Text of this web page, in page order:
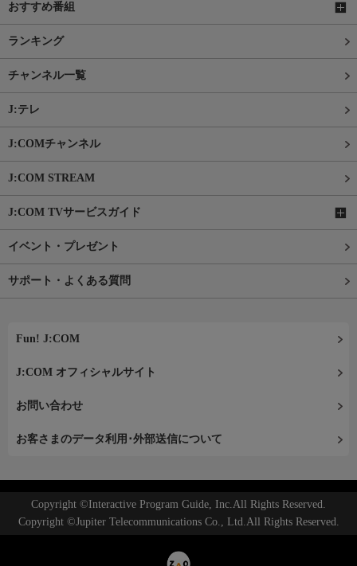
おすすめ番組
ランキング
チャンネル一覧
J:テレ
J:COMチャンネル
J:COM STREAM
J:COM TVサービスガイド
イベント・プレゼント
サポート・よくある質問
Fun! J:COM
J:COM オフィシャルサイト
お問い合わせ
お客さまのデータ利用･外部送信について
Copyright ©Interactive Program Guide, Inc.All Rights Reserved.
Copyright ©Jupiter Telecommunications Co., Ltd.All Rights Reserved.